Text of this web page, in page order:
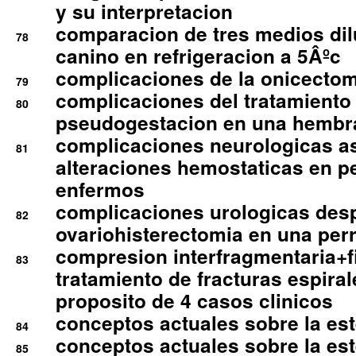
y su interpretacion
78
comparacion de tres medios
canino en refrigeracion a 5Âºc
79 complicaciones de la
80
complicaciones del
pseudogestacion en una
81
complicaciones neurologicas
alteraciones hemostaticas en
enfermos
82
complicaciones urologicas
ovariohisterectomia en una
83
compresion
tratamiento de fracturas
proposito de 4 casos clinicos
84 conceptos actuales sobre la
85
conceptos actuales sobre la